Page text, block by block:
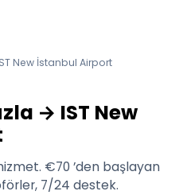
New İstanbul Airport
→ IST New
€70 ’den başlayan
7/24 destek.